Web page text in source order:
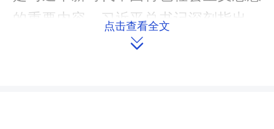
的重要内容。习近平总书记深刻指出，
统筹发展和安全，增强忧患意识，做到
点击查看全文
